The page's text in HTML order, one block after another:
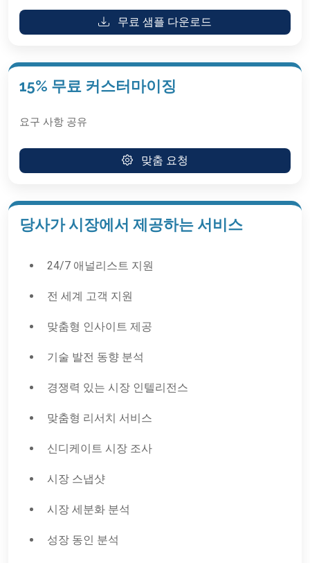
무료 샘플 다운로드
15% 무료 커스터마이징
요구 사항 공유
맞춤 요청
당사가 시장에서 제공하는 서비스
24/7 애널리스트 지원
전 세계 고객 지원
맞춤형 인사이트 제공
기술 발전 동향 분석
경쟁력 있는 시장 인텔리전스
맞춤형 리서치 서비스
신디케이트 시장 조사
시장 스냅샷
시장 세분화 분석
성장 동인 분석